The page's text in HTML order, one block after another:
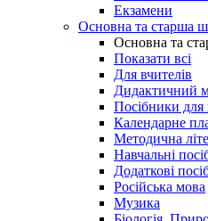
Екзамени
Основна та старша
Основна та
Показати всі
Для вчителів
Дидактичний
Посібники для
Календарне
Методична
Навчальні
Додаткові
Російська мова
Музика